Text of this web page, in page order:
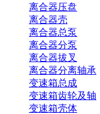
离合器压盘
离合器壳
离合器总泵
离合器分泵
离合器拔叉
离合器分离轴承
变速箱总成
变速箱齿轮及轴
变速箱壳体